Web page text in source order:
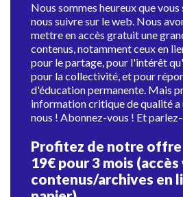
Nous sommes heureux que
nous suivre sur le web. Nous
mettre en accès gratuit une
contenus, notamment ceux en
pour le partage, pour l'intérêt
pour la collectivité, et pour
d'éducation permanente. Mais
information critique de qualité a
nous ! Abonnez-vous ! Et
Profitez de notre
19€ pour 3 mois
contenus/archives en